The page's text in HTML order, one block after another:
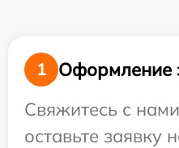
1
Оформление
Свяжитесь с
оставьте заявку